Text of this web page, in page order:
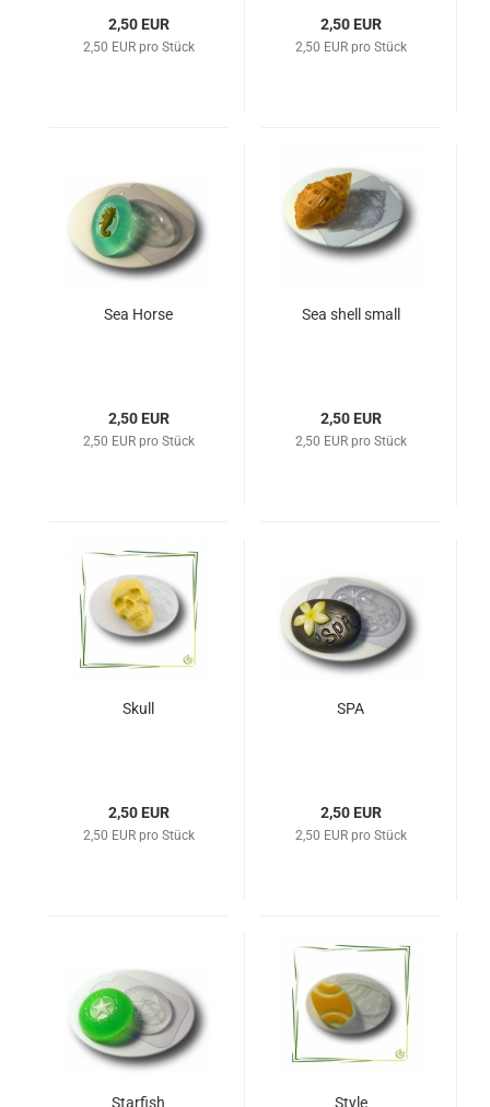
2,50 EUR
2,50 EUR pro Stück
2,50 EUR
2,50 EUR pro Stück
Sea Horse
2,50 EUR
2,50 EUR pro Stück
Sea shell small
2,50 EUR
2,50 EUR pro Stück
Skull
2,50 EUR
2,50 EUR pro Stück
SPA
2,50 EUR
2,50 EUR pro Stück
Starfish Style